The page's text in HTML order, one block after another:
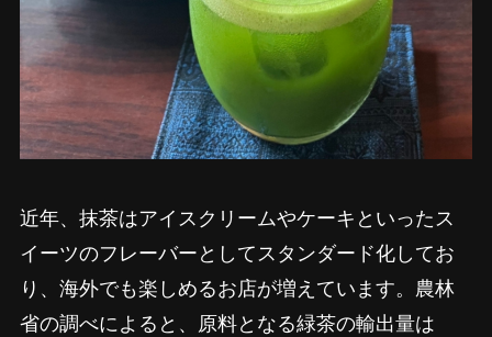
近年、抹茶はアイスクリームやケーキといったス
イーツのフレーバーとしてスタンダード化してお
り、海外でも楽しめるお店が増えています。農林
省の調べによると、原料となる緑茶の輸出量は